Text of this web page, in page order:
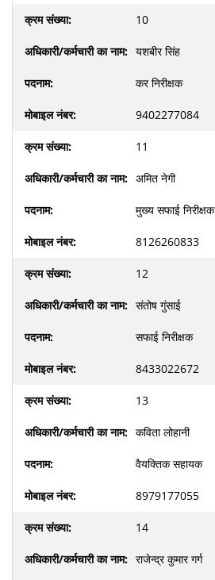
10
यशबीर सिंह
कर निरीक्षक
9402277084
11
अमित नेगी
मुख्य सफाई निरीक्षक
8126260833
12
संतोष गुंसाई
सफाई निरीक्षक
8433022672
13
कविता लोहानी
वैयक्तिक सहायक
8979177055
14
राजेन्द्र कुमार गर्ग